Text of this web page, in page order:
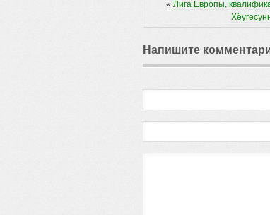
« Лига Европы,
Напишите